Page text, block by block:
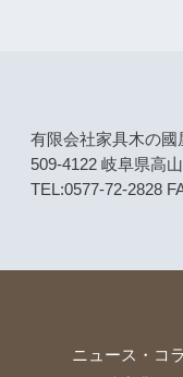
有限会社家具木の
509-4122 岐阜県高
TEL:0577-72-2828
ニュース・コ